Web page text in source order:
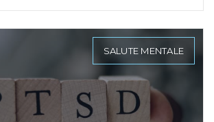
SALUTE MENTALE